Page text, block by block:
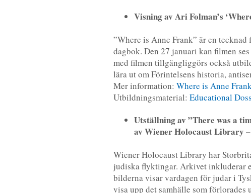
Visning av Ari Folman’s
”Where is Anne Frank” är en
dagbok. Den 27 januari kan filmen
med filmen tillgängliggörs också
lära ut om Förintelsens historia,
Mer information:Where is Anne Frank
Utbildningsmaterial:Educational
Utställning av ”There was a
av Wiener Holocaust Library
Wiener Holocaust Library har
judiska flyktingar. Arkivet inkluderar
bilderna visar vardagen för judar i
visa upp det samhälle som förlorades